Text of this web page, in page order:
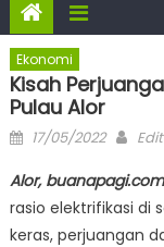
Ekonomi
Kisah
Pulau Alor
Posted
17/05/2022
Alor,
rasio elektrifikasi di
keras, perjuangan